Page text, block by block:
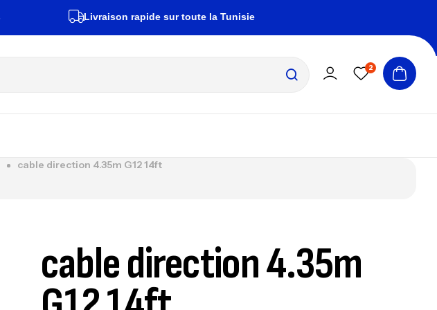
Livraison rapide sur toute la Tunisie
2
cable direction 4.35m G12 14ft
cable direction 4.35m